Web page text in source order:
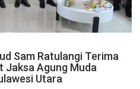
Sam Ratulangi Terima
Jaksa Agung Muda
Utara